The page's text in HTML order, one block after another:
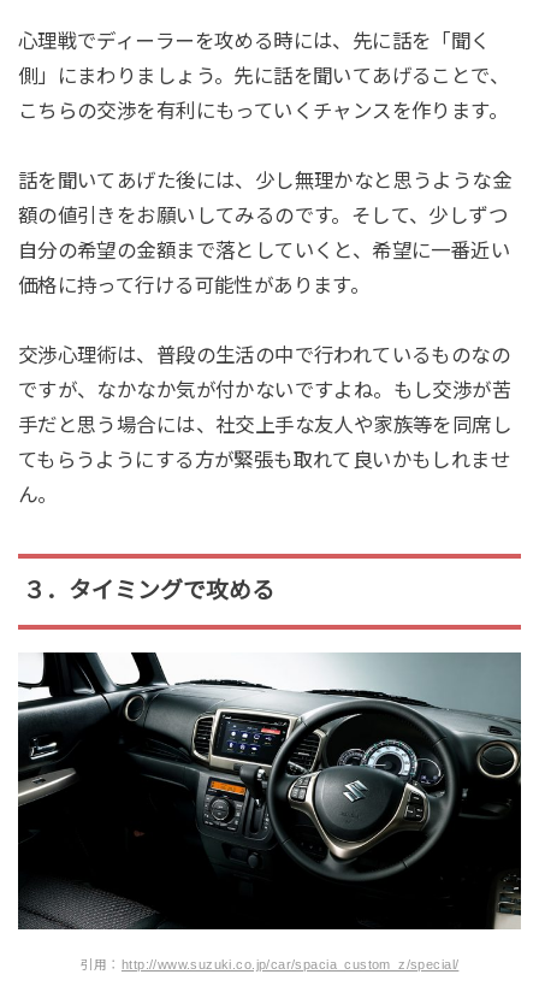
心理戦でディーラーを攻める時には、先に話を「聞く
側」にまわりましょう。先に話を聞いてあげることで、
こちらの交渉を有利にもっていくチャンスを作ります。
話を聞いてあげた後には、少し無理かなと思うような金
額の値引きをお願いしてみるのです。そして、少しずつ
自分の希望の金額まで落としていくと、希望に一番近い
価格に持って行ける可能性があります。
交渉心理術は、普段の生活の中で行われているものなの
ですが、なかなか気が付かないですよね。もし交渉が苦
手だと思う場合には、社交上手な友人や家族等を同席し
てもらうようにする方が緊張も取れて良いかもしれませ
ん。
３．タイミングで攻める
引用： http://www.suzuki.co.jp/car/spacia_custom_z/special/